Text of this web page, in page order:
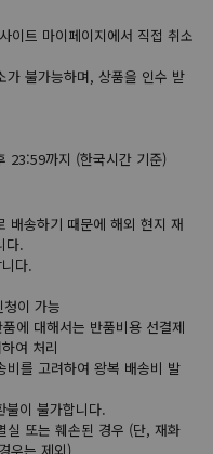
이트 마이페이지에서 직접 취소
가 불가능하며, 상품을 인수 받
23:59까지 (한국시간 기준)
배송하기 때문에 해외 현지 재
다.
다.
이 가능
에 대해서는 반품비용 선결제
여 처리
를 고려하여 왕복 배송비 발
이 불가합니다.
실 또는 훼손된 경우 (단, 재화